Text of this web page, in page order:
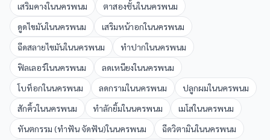
เสริมคางในนครพนม ตาสองชั้นในนครพนม
ดูดไขมันในนครพนม เสริมหน้าอกในนครพนม
ฉีดสลายไขมันในนครพนม ทำปากในนครพนม
ฟิลเลอร์ในนครพนม ลดเหนียงในนครพนม
โบท็อกในนครพนม ลดกรามในนครพนม ปลูกผมในนครพนม
สักคิ้วในนครพนม ทำลักยิ้มในนครพนม เมโสในนครพนม
ทันตกรรม (ทำฟัน จัดฟัน)ในนครพนม ฉีดวิตามินในนครพนม